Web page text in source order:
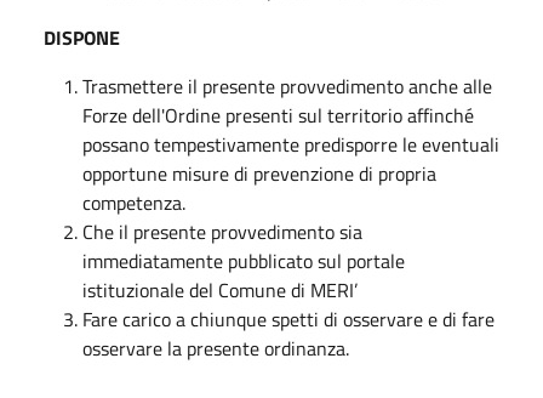
DISPONE
Trasmettere il presente provvedimento anche alle
Forze dell'Ordine presenti sul territorio affinché
possano tempestivamente predisporre le eventuali
opportune misure di prevenzione di propria
competenza.
Che il presente provvedimento sia
immediatamente pubblicato sul portale
istituzionale del Comune di MERI’
Fare carico a chiunque spetti di osservare e di fare
osservare la presente ordinanza.